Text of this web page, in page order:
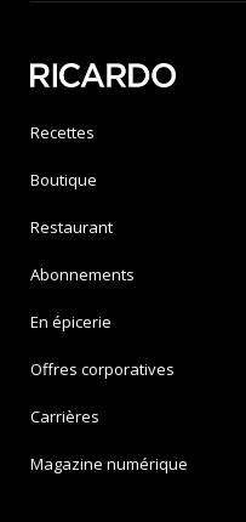
Recettes
Boutique
Restaurant
Abonnements
En épicerie
Offres corporatives
Carrières
Magazine numérique